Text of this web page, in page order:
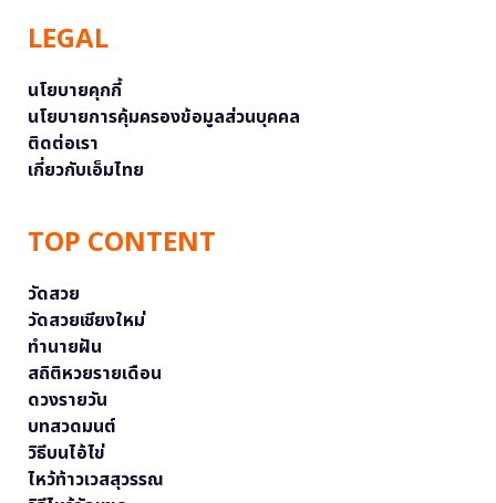
LEGAL
นโยบายคุกกี้
นโยบายการคุ้มครองข้อมูลส่วนบุคคล
ติดต่อเรา
เกี่ยวกับเอ็มไทย
TOP CONTENT
วัดสวย
วัดสวยเชียงใหม่
ทำนายฝัน
สถิติหวยรายเดือน
ดวงรายวัน
บทสวดมนต์
วิธีบนไอ้ไข่
ไหว้ท้าวเวสสุวรรณ